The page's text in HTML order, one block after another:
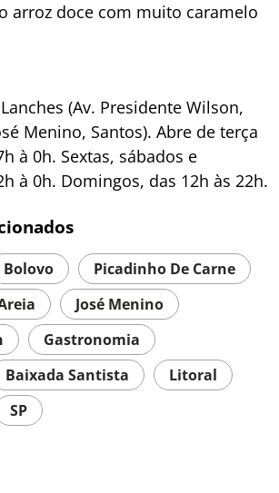
arroz doce com muito caramelo
(Av. Presidente Wilson,
Menino, Santos). Abre de terça
à 0h. Sextas, sábados e
à 0h. Domingos, das 12h às 22h.
Bolovo
Picadinho De Carne
José Menino
Gastronomia
Baixada Santista
Litoral
SP